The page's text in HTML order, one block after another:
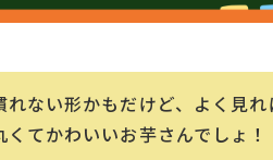
れない形かもだけど、よく見
くてかわいいお芋さんでしょ！